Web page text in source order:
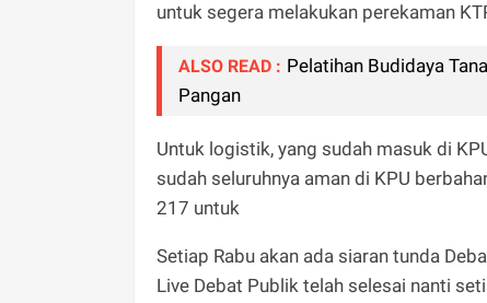
untuk segera melakukan perekaman
ALSO READ : Pelatihan Budidaya
Pangan
Untuk logistik, yang sudah masuk di
sudah seluruhnya aman di KPU
217 untuk
Setiap Rabu akan ada siaran tunda
Live Debat Publik telah selesai nanti